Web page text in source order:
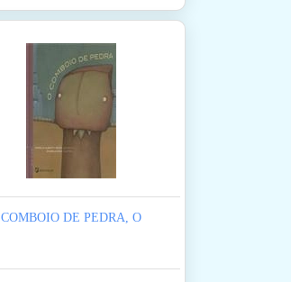
COMBOIO DE PEDRA, O